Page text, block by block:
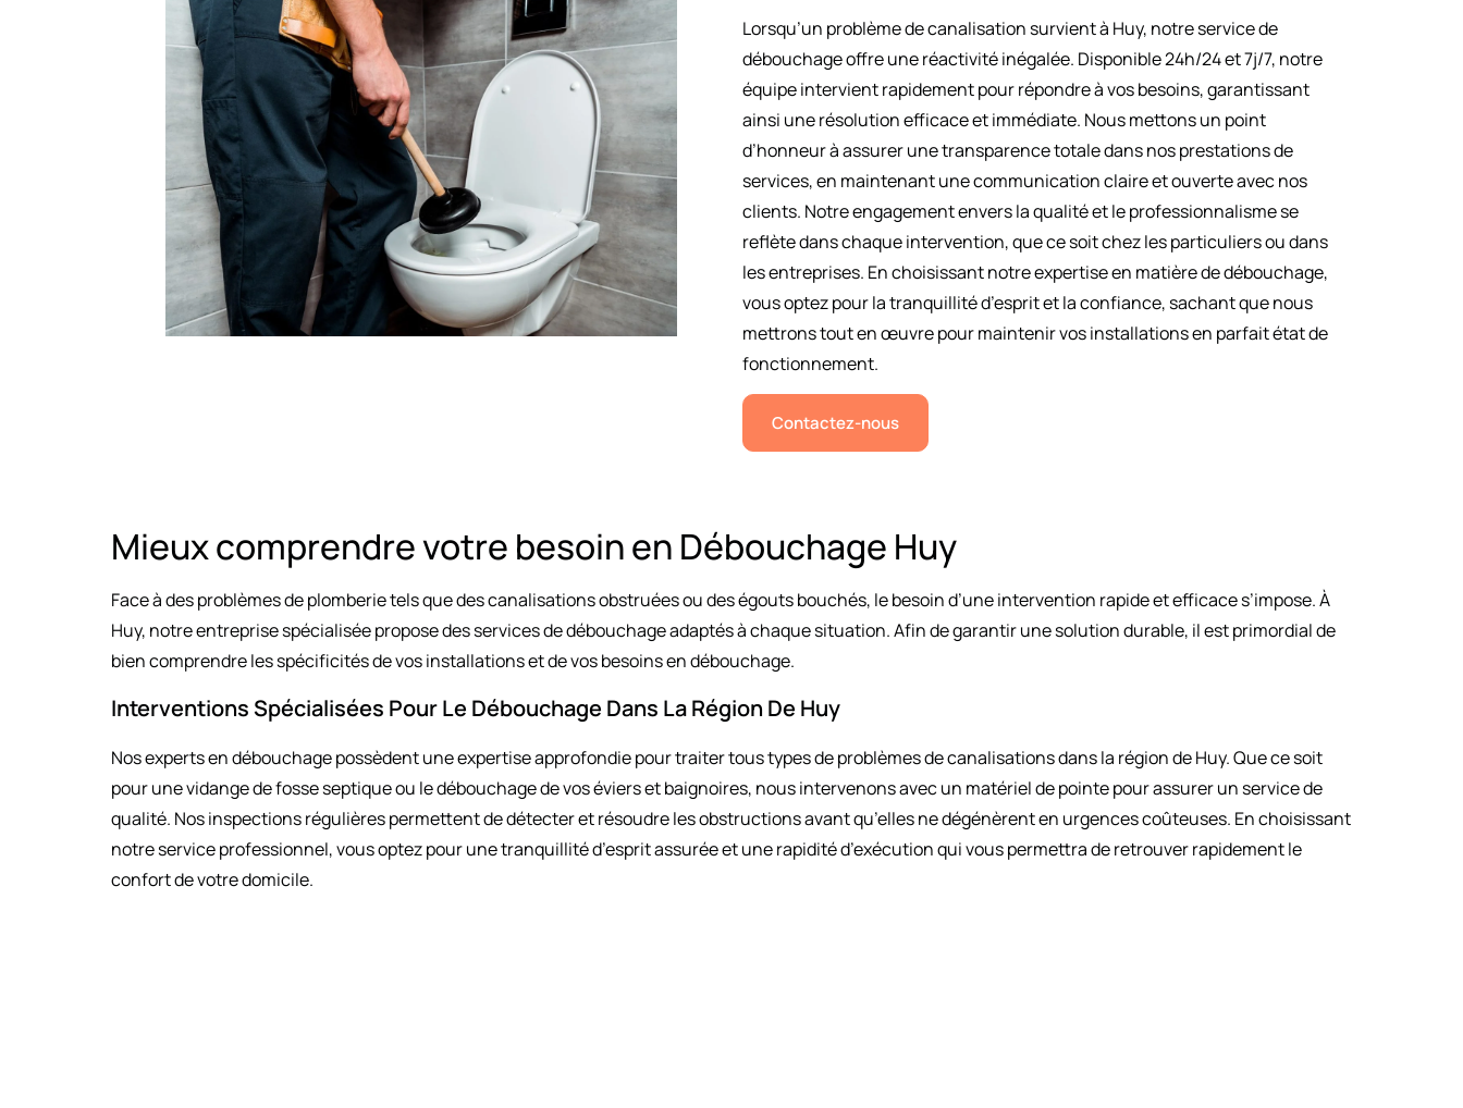
Lorsqu’un problème de canalisation survient à Huy, notre service de
débouchage offre une réactivité inégalée. Disponible 24h/24 et 7j/7, notre
équipe intervient rapidement pour répondre à vos besoins, garantissant
ainsi une résolution efficace et immédiate. Nous mettons un point
d’honneur à assurer une transparence totale dans nos prestations de
services, en maintenant une communication claire et ouverte avec nos
clients. Notre engagement envers la qualité et le professionnalisme se
reflète dans chaque intervention, que ce soit chez les particuliers ou dans
les entreprises. En choisissant notre expertise en matière de débouchage,
vous optez pour la tranquillité d’esprit et la confiance, sachant que nous
mettrons tout en œuvre pour maintenir vos installations en parfait état de
fonctionnement.
Contactez-nous
Mieux comprendre votre besoin en Débouchage Huy
Face à des problèmes de plomberie tels que des canalisations obstruées ou des égouts bouchés, le besoin d’une intervention rapide et efficace s’impose. À
Huy, notre entreprise spécialisée propose des services de débouchage adaptés à chaque situation. Afin de garantir une solution durable, il est primordial de
bien comprendre les spécificités de vos installations et de vos besoins en débouchage.
Interventions Spécialisées Pour Le Débouchage Dans La Région De Huy
Nos experts en débouchage possèdent une expertise approfondie pour traiter tous types de problèmes de canalisations dans la région de Huy. Que ce soit
pour une vidange de fosse septique ou le débouchage de vos éviers et baignoires, nous intervenons avec un matériel de pointe pour assurer un service de
qualité. Nos inspections régulières permettent de détecter et résoudre les obstructions avant qu’elles ne dégénèrent en urgences coûteuses. En choisissant
notre service professionnel, vous optez pour une tranquillité d’esprit assurée et une rapidité d’exécution qui vous permettra de retrouver rapidement le
confort de votre domicile.